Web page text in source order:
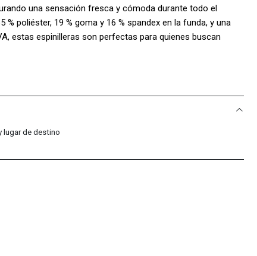
una sensación fresca y cómoda durante todo el
poliéster, 19 % goma y 16 % spandex en la funda, y una
estas espinilleras son perfectas para quienes buscan
para mantener su durabilidad.
Colombia!:
de cada par de tenis.
lugar de destino